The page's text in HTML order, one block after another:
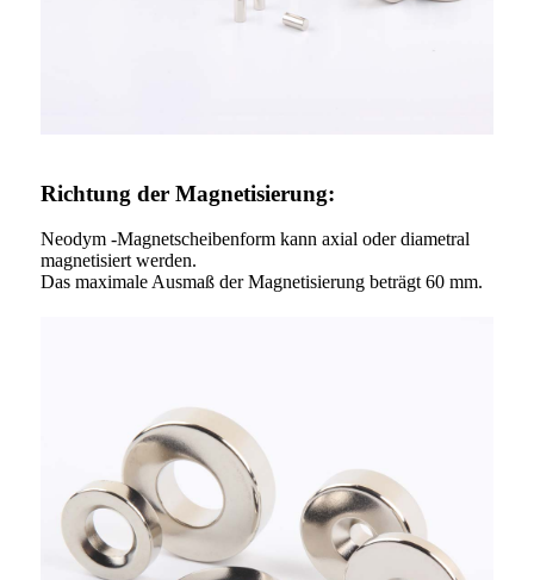
Richtung der Magnetisierung:
Neodym -Magnetscheibenform kann axial oder diametral
magnetisiert werden.
Das maximale Ausmaß der Magnetisierung beträgt 60 mm.